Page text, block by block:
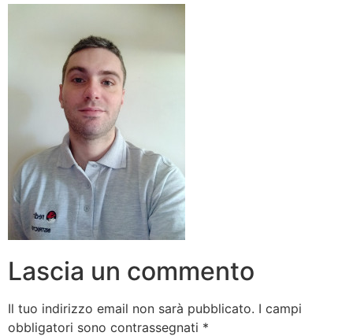
Lascia un commento
Il tuo indirizzo email non sarà pubblicato. I campi
obbligatori sono contrassegnati *